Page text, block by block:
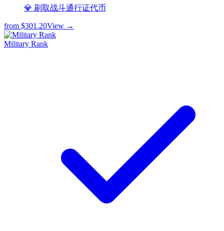
💎 刷取战斗通行证代币
from $301.20View →
Military Rank